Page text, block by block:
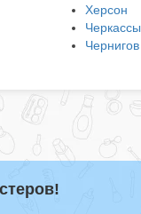
Херсон
Черкассы
Чернигов